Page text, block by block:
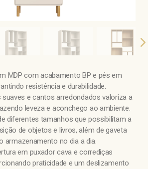
MDP com acabamento BP e pés em
resistência e durabilidade.
suaves e cantos arredondados valoriza a
leveza e aconchego ao ambiente.
diferentes tamanhos que possibilitam a
de objetos e livros, além de gaveta
armazenamento no dia a dia.
em puxador cava e corrediças
praticidade e um deslizamento